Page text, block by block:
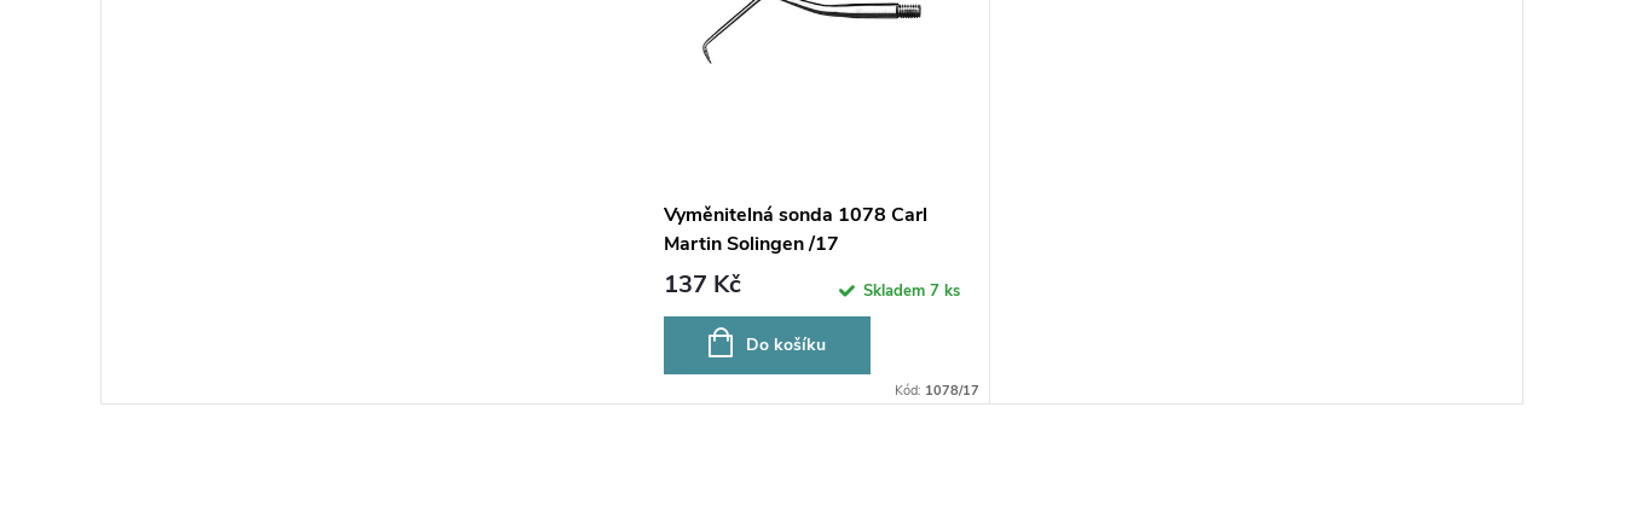
Vyměnitelná sonda 1078 Carl
Martin Solingen /17
137 Kč Skladem 7 ks
Do košíku
Kód: 1078/17